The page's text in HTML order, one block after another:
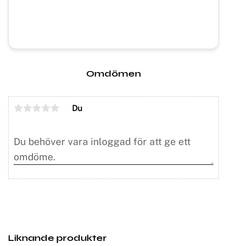
Omdömen
Du
Liknande produkter